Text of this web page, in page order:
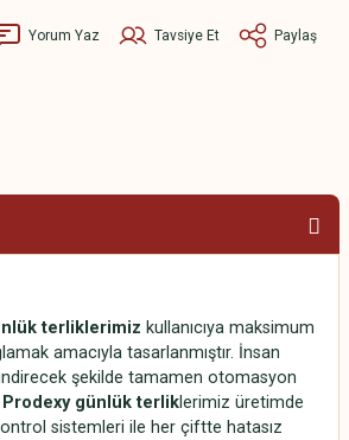
Yorum Yaz Tavsiye Et Paylaş
terliklerimiz kullanıcıya maksimum
amacıyla tasarlanmıştır. İnsan
indirecek şekilde tamamen otomasyon
Prodexy günlük terliklerimiz üretimde
sistemleri ile her çiftte hatasız